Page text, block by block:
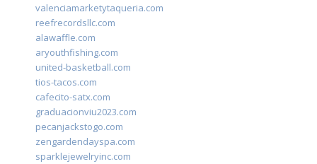
valenciamarketytaqueria.com
reefrecordsllc.com
alawaffle.com
aryouthfishing.com
united-basketball.com
tios-tacos.com
cafecito-satx.com
graduacionviu2023.com
pecanjackstogo.com
zengardendayspa.com
sparklejewelryinc.com